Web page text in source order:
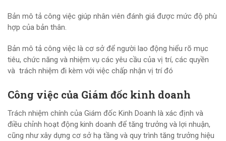
Bản mô tả công việc giúp nhân viên đánh giá được mức độ phù
hợp của bản thân.
Bản mô tả công việc là cơ sở để người lao động hiểu rõ mục
tiêu, chức năng và nhiệm vụ các yêu cầu của vị trí, các quyền
và trách nhiệm đi kèm với việc chấp nhận vị trí đó
Công việc của Giám đốc kinh doanh
Trách nhiệm chính của Giám đốc Kinh Doanh là xác định và
điều chỉnh hoạt động kinh doanh để tăng trưởng và lợi nhuận,
cũng như xây dựng cơ sở hạ tầng và quy trình tăng trưởng hiệu